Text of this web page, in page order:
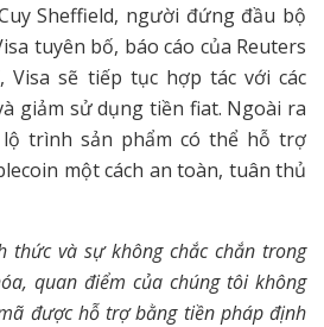
Sheffield, người đứng đầu bộ
tuyên bố, báo cáo của Reuters
Visa sẽ tiếp tục hợp tác với các
giảm sử dụng tiền fiat. Ngoài ra
lộ trình sản phẩm có thể hỗ trợ
một cách an toàn, tuân thủ
thức và sự không chắc chắn trong
quan điểm của chúng tôi không
được hỗ trợ bằng tiền pháp định